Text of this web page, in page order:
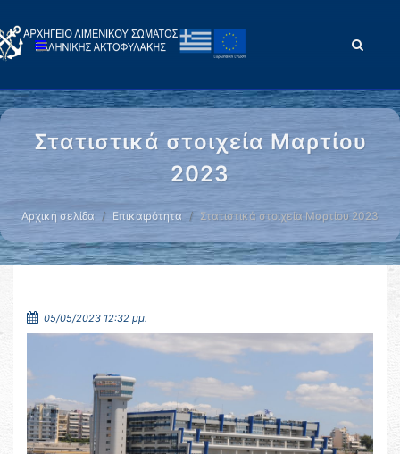
Στατιστικά στοιχεία Μαρτίου
2023
Αρχική σελίδα Επικαιρότητα Στατιστικά στοιχεία Μαρτίου 2023
05/05/2023 12:32 μμ.